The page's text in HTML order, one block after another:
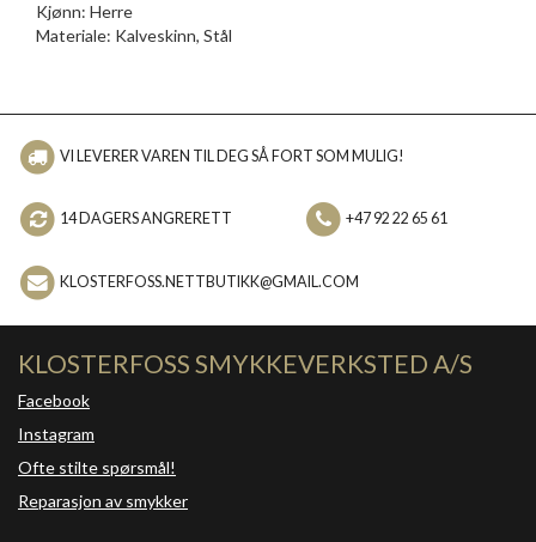
Kjønn: Herre
Materiale: Kalveskinn, Stål
VI LEVERER VAREN TIL DEG SÅ FORT SOM MULIG!
14 DAGERS ANGRERETT +47 92 22 65 61
KLOSTERFOSS.NETTBUTIKK@GMAIL.COM
KLOSTERFOSS SMYKKEVERKSTED A/S
Facebook
Instagram
Ofte stilte spørsmål!
Reparasjon av smykker